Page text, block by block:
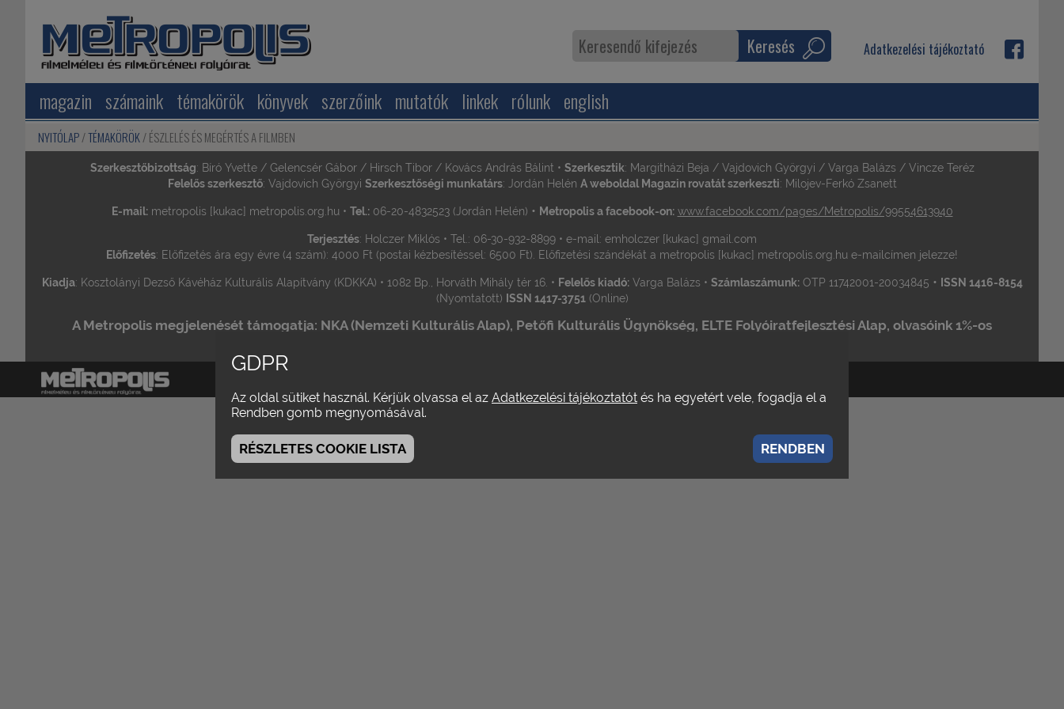
magazin számaink témakörök könyvek szerzőink mutatók linkek rólunk english
Keresés Adatkezelési tájékoztató
NYITÓLAP TÉMAKÖRÖK ÉSZLELÉS ÉS MEGÉRTÉS A FILMBEN
Szerkesztőbizottság: Bíró Yvette / Gelencsér Gábor / Hirsch Tibor / Kovács András Bálint • Szerkesztik: Margitházi Beja / Vajdovich Györgyi / Varga Balázs / Vincze Teréz
Felelős szerkesztő: Vajdovich Györgyi Szerkesztőségi munkatárs: Jordán Helén A weboldal Magazin rovatát szerkeszti: Milojev-Ferkó Zsanett
E-mail:metropolis [kukac] metropolis.org.hu • Tel.:06-20-4832523 (Jordán Helén) • Metropolis a facebook-on: www.facebook.com/pages/Metropolis/99554613940
Terjesztés: Holczer Miklós • Tel.: 06-30-932-8899 • e-mail: emholczer [kukac] gmail.com
Előfizetés: Előfizetés ára egy évre (4 szám): 4000 Ft (postai kézbesítéssel: 6500 Ft). Előfizetési szándékát a metropolis [kukac] metropolis.org.hu e-mailcímen jelezze!
Kiadja: Kosztolányi Dezső Kávéház Kulturális Alapítvány (KDKKA) • 1082 Bp., Horváth Mihály tér 16. • Felelős kiadó:Varga Balázs • Számlaszámunk:OTP 11742001-20034845 • ISSN 1416-8154
(Nyomtatott) ISSN 1417-3751(Online)
A Metropolis megjelenését támogatja: NKA (Nemzeti Kulturális Alap), Petőfi Kulturális Ügynökség, ELTE Folyóiratfejlesztési Alap, olvasóink 1%-os
magazin
GDPR
Az oldal sütiket használ. Kérjük olvassa el az Adatkezelési tájékoztatót és ha egyetért vele, fogadja el a
Rendben gomb megnyomásával.
RÉSZLETES COOKIE LISTA RENDBEN